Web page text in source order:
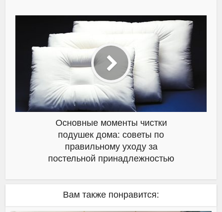
Основные моменты чистки
подушек дома: советы по
правильному уходу за
постельной принадлежностью
Вам также понравится: